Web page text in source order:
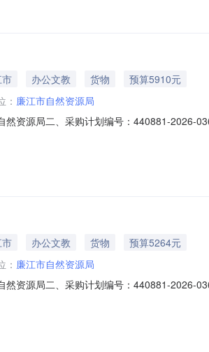
办公文教 货物
预算5910元
： 廉江市自然资源局
然资源局二、采购计划编号：440881-2026-
办公文教 货物
预算5264元
： 廉江市自然资源局
然资源局二、采购计划编号：440881-2026-